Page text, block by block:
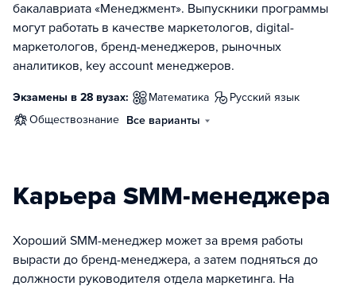
бакалавриата «Менеджмент». Выпускники программы
могут работать в качестве маркетологов, digital-
маркетологов, бренд-менеджеров, рыночных
аналитиков, key account менеджеров.
Экзамены в 28 вузах: математика
русский язык
обществознание Все варианты
Карьера SMM-менеджера
Хороший SMM-менеджер может за время работы
вырасти до бренд-менеджера, а затем подняться до
должности руководителя отдела маркетинга. На